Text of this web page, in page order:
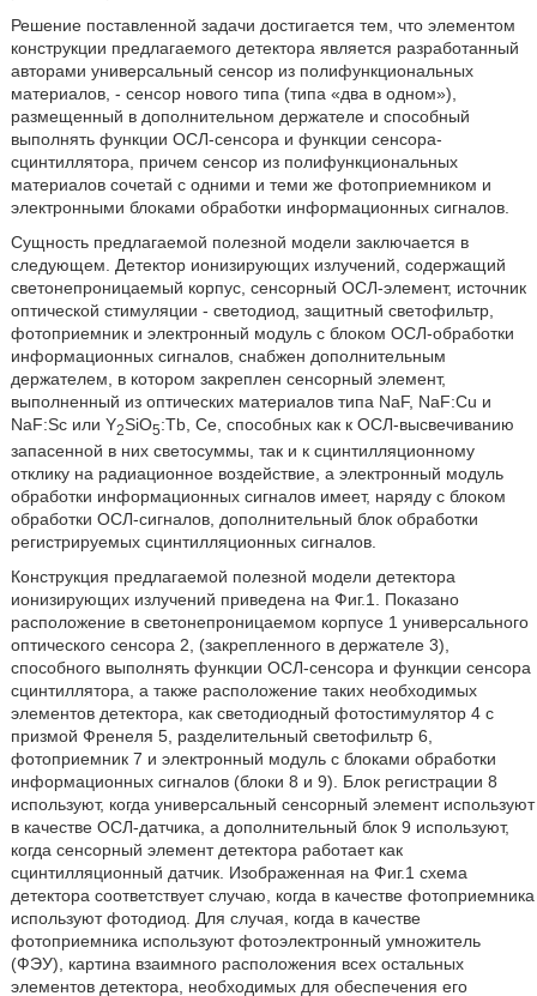
Решение поставленной задачи достигается тем, что элементом
конструкции предлагаемого детектора является разработанный
авторами универсальный сенсор из полифункциональных
материалов, - сенсор нового типа (типа «два в одном»),
размещенный в дополнительном держателе и способный
выполнять функции ОСЛ-сенсора и функции сенсора-
сцинтиллятора, причем сенсор из полифункциональных
материалов сочетай с одними и теми же фотоприемником и
электронными блоками обработки информационных сигналов.
Сущность предлагаемой полезной модели заключается в
следующем. Детектор ионизирующих излучений, содержащий
светонепроницаемый корпус, сенсорный ОСЛ-элемент, источник
оптической стимуляции - светодиод, защитный светофильтр,
фотоприемник и электронный модуль с блоком ОСЛ-обработки
информационных сигналов, снабжен дополнительным
держателем, в котором закреплен сенсорный элемент,
выполненный из оптических материалов типа NaF, NaF:Cu и
NaF:Sc или Y2SiO5:Tb, Ce, способных как к ОСЛ-высвечиванию
запасенной в них светосуммы, так и к сцинтилляционному
отклику на радиационное воздействие, а электронный модуль
обработки информационных сигналов имеет, наряду с блоком
обработки ОСЛ-сигналов, дополнительный блок обработки
регистрируемых сцинтилляционных сигналов.
Конструкция предлагаемой полезной модели детектора
ионизирующих излучений приведена на Фиг.1. Показано
расположение в светонепроницаемом корпусе 1 универсального
оптического сенсора 2, (закрепленного в держателе 3),
способного выполнять функции ОСЛ-сенсора и функции сенсора
сцинтиллятора, а также расположение таких необходимых
элементов детектора, как светодиодный фотостимулятор 4 с
призмой Френеля 5, разделительный светофильтр 6,
фотоприемник 7 и электронный модуль с блоками обработки
информационных сигналов (блоки 8 и 9). Блок регистрации 8
используют, когда универсальный сенсорный элемент используют
в качестве ОСЛ-датчика, а дополнительный блок 9 используют,
когда сенсорный элемент детектора работает как
сцинтилляционный датчик. Изображенная на Фиг.1 схема
детектора соответствует случаю, когда в качестве фотоприемника
используют фотодиод. Для случая, когда в качестве
фотоприемника используют фотоэлектронный умножитель
(ФЭУ), картина взаимного расположения всех остальных
элементов детектора, необходимых для обеспечения его